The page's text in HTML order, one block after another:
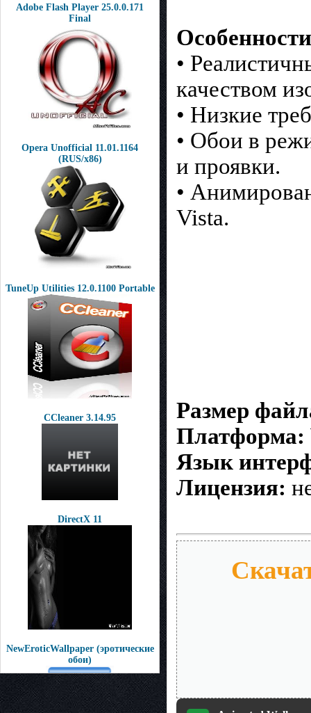
Adobe Flash Player 25.0.0.171
Final
Opera Unofficial 11.01.1164
(RUS/x86)
TuneUp Utilities 12.0.1100 Portable
CCleaner 3.14.95
DirectX 11
NewEroticWallpaper (эротические
обои)
•
качеством
• Низкие
• Обои в
и проявки.
•
Vista.
Размер
Платформа:
Язык
Лицензия: